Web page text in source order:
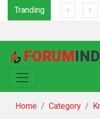
Tranding
FORUM
Home Category